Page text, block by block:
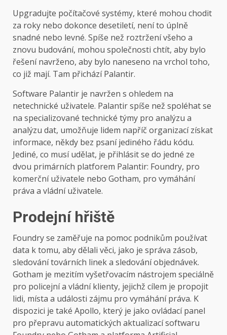
Upgradujte počítačové systémy, které mohou chodit
za roky nebo dokonce desetiletí, není to úplně
snadné nebo levné. Spíše než roztržení všeho a
znovu budování, mohou společnosti chtít, aby bylo
řešení navrženo, aby bylo naneseno na vrchol toho,
co již mají. Tam přichází Palantir.
Software Palantir je navržen s ohledem na
netechnické uživatele. Palantir spíše než spoléhat se
na specializované technické týmy pro analýzu a
analýzu dat, umožňuje lidem napříč organizací získat
informace, někdy bez psaní jediného řádu kódu.
Jediné, co musí udělat, je přihlásit se do jedné ze
dvou primárních platforem Palantir: Foundry, pro
komerční uživatele nebo Gotham, pro vymáhání
práva a vládní uživatele.
Prodejní hřiště
Foundry se zaměřuje na pomoc podnikům používat
data k tomu, aby dělali věci, jako je správa zásob,
sledování továrních linek a sledování objednávek.
Gotham je mezitím vyšetřovacím nástrojem speciálně
pro policejní a vládní klienty, jejichž cílem je propojit
lidi, místa a události zájmu pro vymáhání práva. K
dispozici je také Apollo, který je jako ovládací panel
pro přepravu automatických aktualizací softwaru